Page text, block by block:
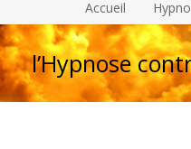
Accueil
l’Hypnose